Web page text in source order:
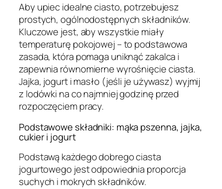
Aby upiec idealne ciasto, potrzebujesz
prostych, ogólnodostępnych składników.
Kluczowe jest, aby wszystkie miały
temperaturę pokojowej – to podstawowa
zasada, która pomaga uniknąć zakalca i
zapewnia równomierne wyrośnięcie ciasta.
Jajka, jogurt i masło (jeśli je używasz) wyjmij
z lodówki na co najmniej godzinę przed
rozpoczęciem pracy.
Podstawowe składniki: mąka pszenna, jajka,
cukier i jogurt
Podstawą każdego dobrego ciasta
jogurtowego jest odpowiednia proporcja
suchych i mokrych składników.